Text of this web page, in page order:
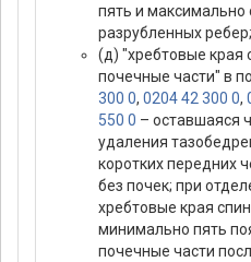
пять и максимально
разрубленных ребер;
(д) "хребтовые края
почечные части" в
300 0, 0204 42 300 0,
550 0 – оставшаяся
удаления
коротких передних
без почек; при
хребтовые края
минимально пять
почечные части